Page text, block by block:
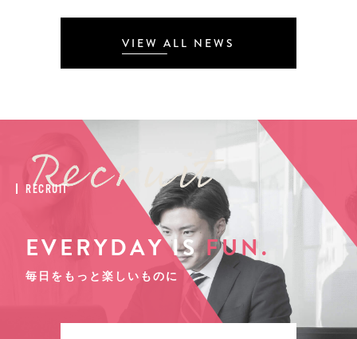
VIEW ALL NEWS
RECRUIT
EVERYDAY ISFUN.
毎日をもっと楽しいものに